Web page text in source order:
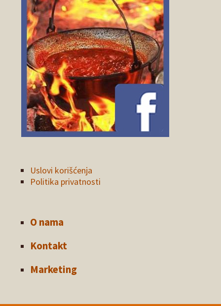
Uslovi korišćenja
Politika privatnosti
O nama
Kontakt
Marketing